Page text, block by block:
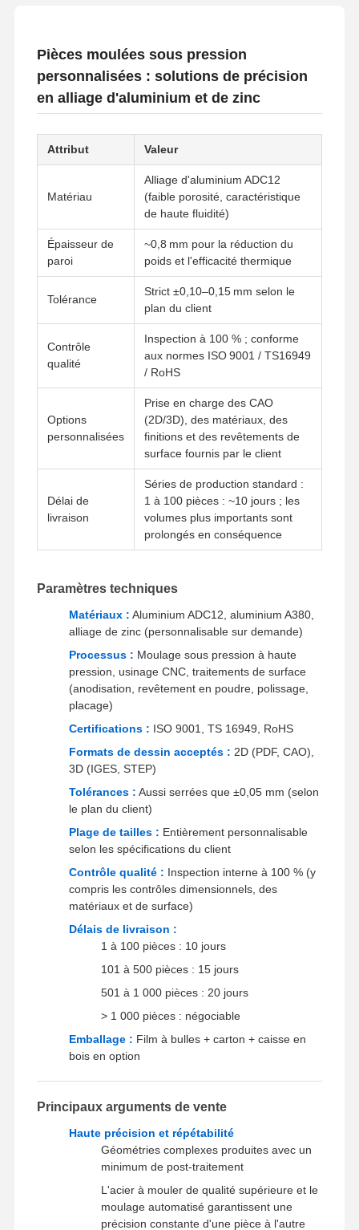
Nous
Visite De
Contrôle
Qualité
Nous
Les Affaires
Causez
Maintenant
Pièces d'usinage CNC
fabrication de pièces automobiles
Pièces moulées sous pression
personnalisées : solutions de précision
en alliage d'aluminium et de zinc
Attribut Valeur
Matériau
Alliage d'aluminium ADC12
(faible porosité, caractéristique
de haute fluidité)
Épaisseur de
paroi
~0,8 mm pour la réduction du
poids et l'efficacité thermique
Tolérance
Strict ±0,10–0,15 mm selon le
plan du client
Contrôle
qualité
Inspection à 100 % ; conforme
aux normes ISO 9001 / TS16949
/ RoHS
Options
personnalisées
Prise en charge des CAO
(2D/3D), des matériaux, des
finitions et des revêtements de
surface fournis par le client
Délai de
livraison
Séries de production standard :
1 à 100 pièces : ~10 jours ; les
volumes plus importants sont
prolongés en conséquence
Paramètres techniques
Matériaux : Aluminium ADC12, aluminium A380,
alliage de zinc (personnalisable sur demande)
Processus : Moulage sous pression à haute
pression, usinage CNC, traitements de surface
(anodisation, revêtement en poudre, polissage,
placage)
Certifications : ISO 9001, TS 16949, RoHS
Formats de dessin acceptés : 2D (PDF, CAO),
3D (IGES, STEP)
Tolérances : Aussi serrées que ±0,05 mm (selon
le plan du client)
Plage de tailles : Entièrement personnalisable
selon les spécifications du client
Contrôle qualité : Inspection interne à 100 % (y
compris les contrôles dimensionnels, des
matériaux et de surface)
Délais de livraison :
1 à 100 pièces : 10 jours
101 à 500 pièces : 15 jours
501 à 1 000 pièces : 20 jours
> 1 000 pièces : négociable
Emballage : Film à bulles + carton + caisse en
bois en option
Principaux arguments de vente
Haute précision et répétabilité
Géométries complexes produites avec un
minimum de post-traitement
L'acier à mouler de qualité supérieure et le
moulage automatisé garantissent une
précision constante d'une pièce à l'autre